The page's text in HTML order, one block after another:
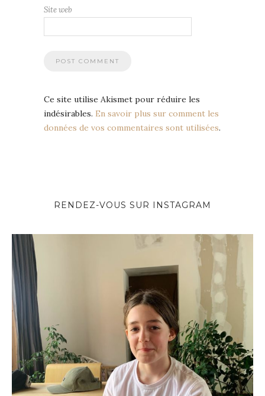
Site web
Ce site utilise Akismet pour réduire les
indésirables. En savoir plus sur comment les
données de vos commentaires sont utilisées.
RENDEZ-VOUS SUR INSTAGRAM